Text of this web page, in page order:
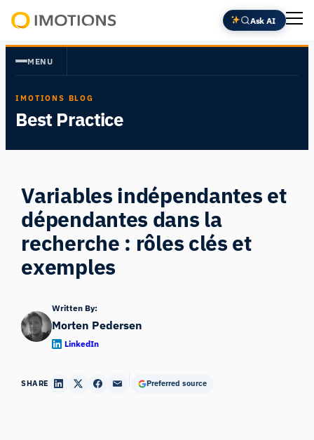
Aller
au
contenu
Insight
Ask AI
MENU
IMOTIONS BLOG
Best Practice
Variables indépendantes et
dépendantes dans la
recherche : rôles clés et
exemples
Written By:
Morten Pedersen
LinkedIn
SHARE Preferred source